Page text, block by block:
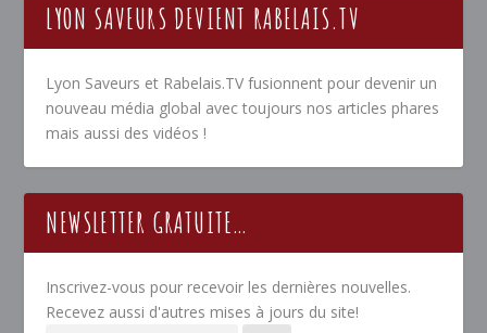
LYON SAVEURS DEVIENT RABELAIS.TV
Lyon Saveurs et Rabelais.TV fusionnent pour devenir un
nouveau média global avec toujours nos articles phares
mais aussi des vidéos !
NEWSLETTER GRATUITE…
Inscrivez-vous pour recevoir les dernières nouvelles.
Recevez aussi d'autres mises à jours du site!